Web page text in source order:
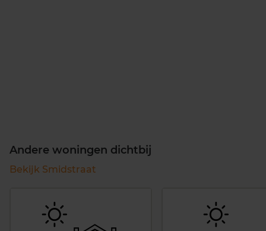
Andere woningen dichtbij
Bekijk Smidstraat